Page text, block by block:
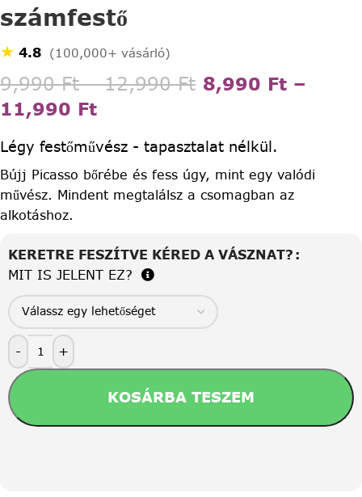
számfestő
★ 4.8 (100,000+ vásárló)
9,990Ft – 12,990Ft 8,990 Ft –
11,990 Ft
Légy festőművész - tapasztalat nélkül.
Bújj Picasso bőrébe és fess úgy, mint egy valódi
művész. Mindent megtalálsz a csomagban az
alkotáshoz.
KERETRE FESZÍTVE KÉRED A VÁSZNAT?
MIT IS JELENT EZ?
- +
KOSÁRBA TESZEM